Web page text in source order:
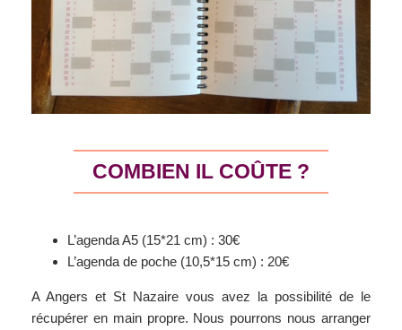
COMBIEN IL COÛTE ?
L’agenda A5 (15*21 cm) : 30€
L’agenda de poche (10,5*15 cm) : 20€
A Angers et St Nazaire vous avez la possibilité de le
récupérer en main propre. Nous pourrons nous arranger